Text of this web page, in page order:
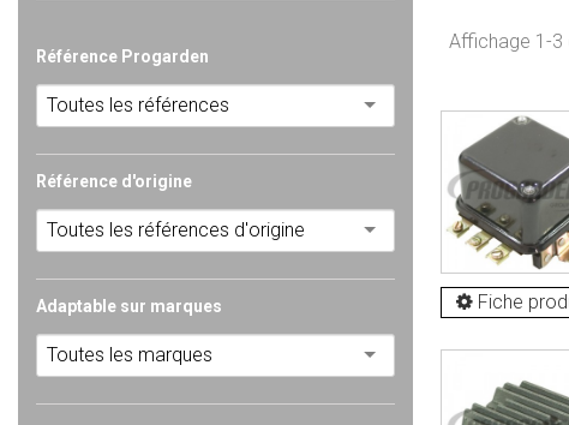
Référence Progarden
Toutes les références
Référence d'origine
Toutes les références d'origine
Adaptable sur marques
Toutes les marques
Affichage 1-3
Fiche